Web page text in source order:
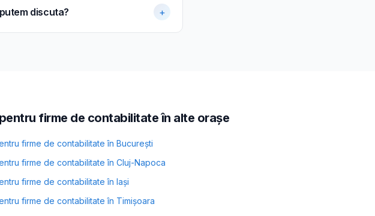
discuta? +
firme de contabilitate în alte orașe
firme de contabilitate în București
firme de contabilitate în Cluj-Napoca
firme de contabilitate în Iași
firme de contabilitate în Timișoara